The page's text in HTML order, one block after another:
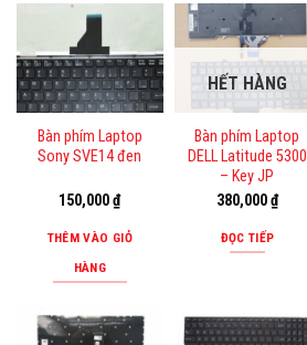
Bàn phím Laptop
Sony SVE14 đen
150,000₫
THÊM VÀO GIỎ
HÀNG
HẾT HÀNG
Bàn phím Laptop
DELL Latitude 5300
– Key JP
380,000₫
ĐỌC TIẾP